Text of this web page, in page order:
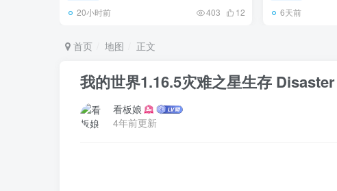
20小时前 403 12 6天前
首页 地图 正文
我的世界1.16.5灾难之星生存
看板娘
4年前更新